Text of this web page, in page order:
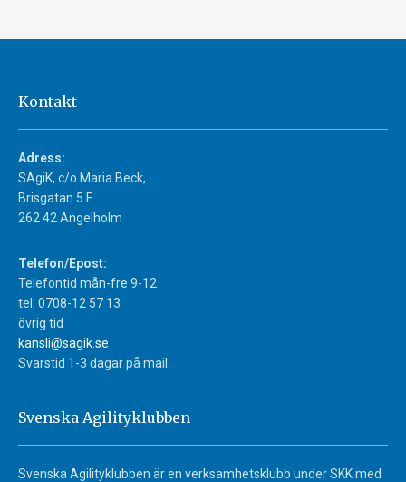
Kontakt
Adress:
SAgiK, c/o Maria Beck,
Brisgatan 5 F
262 42 Ängelholm
Telefon/Epost:
Telefontid mån-fre 9-12
tel: 0708-12 57 13
övrig tid
kansli@sagik.se
Svarstid 1-3 dagar på mail.
Svenska Agilityklubben
Svenska Agilityklubben är en verksamhetsklubb under SKK med